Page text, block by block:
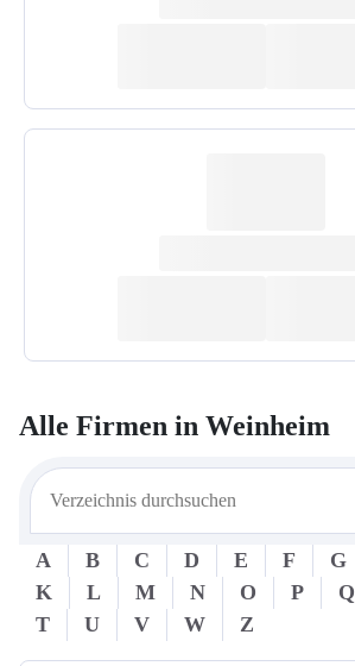
Alle Firmen in Weinheim
A B C D E F G
K
L M N O P Q
T
U V W Z